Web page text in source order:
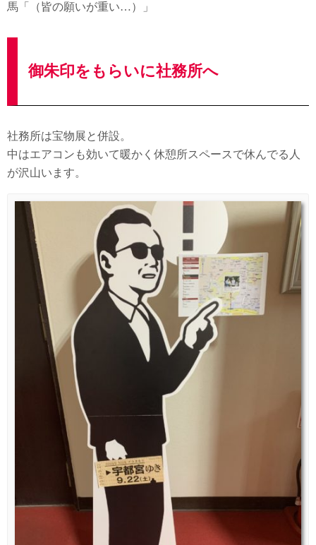
馬「（皆の願いが重い…）」
御朱印をもらいに社務所へ
社務所は宝物展と併設。
中はエアコンも効いて暖かく休憩所スペースで休んでる人
が沢山います。